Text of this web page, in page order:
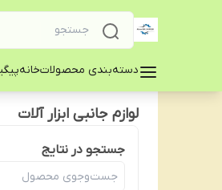
دسته‌بندی محصولاتخانه
لوازم جانبی ابزار آلات
جستجو در نتایج